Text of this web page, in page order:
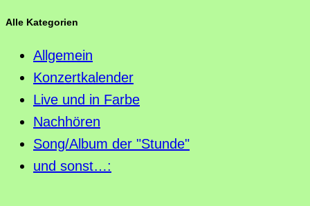
Alle Kategorien
Allgemein
Konzertkalender
Live und in Farbe
Nachhören
Song/Album der "Stunde"
und sonst…: